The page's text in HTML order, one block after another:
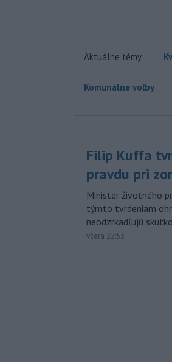
Aktuálne témy:
Komunálne voľby
Filip Kuffa
pravdu pri
Minister životného
týmto tvrdeniam
neodzrkadľujú
včera 22:53